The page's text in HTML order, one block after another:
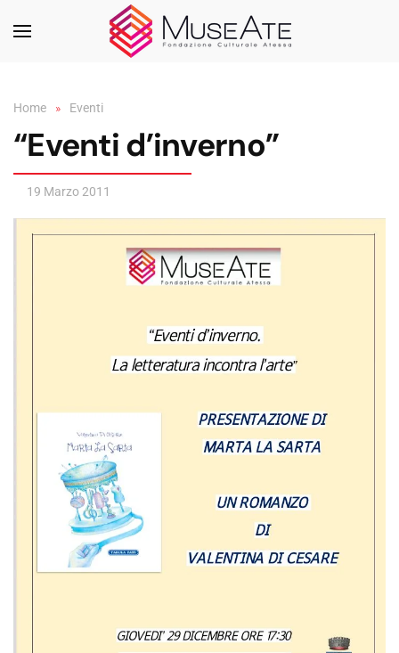
Skip to main content
Home Eventi
“Eventi d’inverno”
19 Marzo 2011